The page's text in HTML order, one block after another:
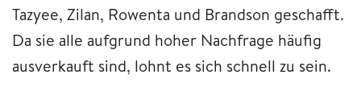
Tazyee, Zilan, Rowenta und Brandson geschafft.
Da sie alle aufgrund hoher Nachfrage häufig
ausverkauft sind, lohnt es sich schnell zu sein.